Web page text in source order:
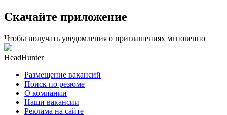
Скачайте приложение
Чтобы получать уведомления о приглашениях мгновенно
HeadHunter
Размещение вакансий
Поиск по резюме
О компании
Наши вакансии
Реклама на сайте